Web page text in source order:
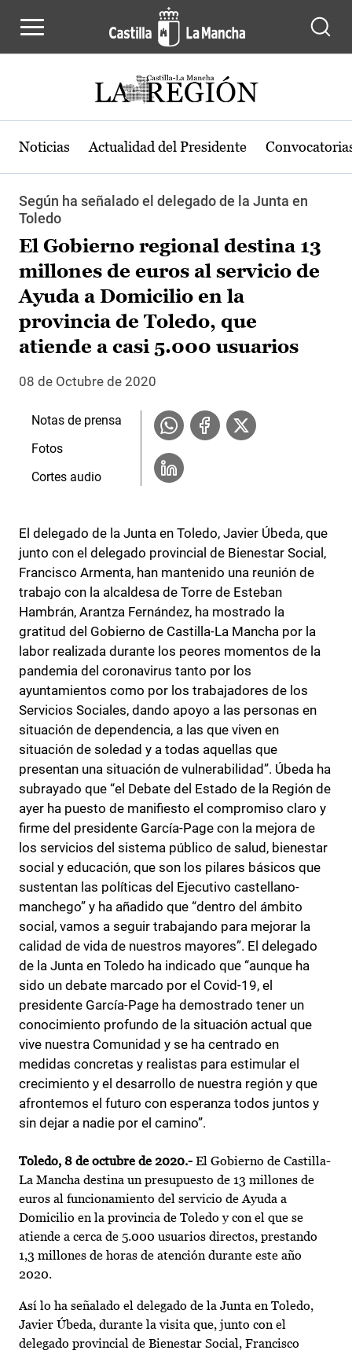
Noticias Actualidad del Presidente
Según ha señalado el delegado de la Junta en
Toledo
El Gobierno regional destina 13
millones de euros al servicio de
Ayuda a Domicilio en la
provincia de Toledo, que
atiende a casi 5.000 usuarios
08 de Octubre de 2020
El delegado de la Junta en Toledo, Javier Úbeda, que
junto con el delegado provincial de Bienestar Social,
Francisco Armenta, han mantenido una reunión de
trabajo con la alcaldesa de Torre de Esteban
Hambrán, Arantza Fernández, ha mostrado la
gratitud del Gobierno de Castilla-La Mancha por la
labor realizada durante los peores momentos de la
pandemia del coronavirus tanto por los
ayuntamientos como por los trabajadores de los
Servicios Sociales, dando apoyo a las personas en
situación de dependencia, a las que viven en
situación de soledad y a todas aquellas que
presentan una situación de vulnerabilidad”. Úbeda ha
subrayado que “el Debate del Estado de la Región de
ayer ha puesto de manifiesto el compromiso claro y
firme del presidente García-Page con la mejora de
los servicios del sistema público de salud, bienestar
social y educación, que son los pilares básicos que
sustentan las políticas del Ejecutivo castellano-
manchego” y ha añadido que “dentro del ámbito
social, vamos a seguir trabajando para mejorar la
calidad de vida de nuestros mayores”. El delegado
de la Junta en Toledo ha indicado que “aunque ha
sido un debate marcado por el Covid-19, el
presidente García-Page ha demostrado tener un
conocimiento profundo de la situación actual que
vive nuestra Comunidad y se ha centrado en
medidas concretas y realistas para estimular el
crecimiento y el desarrollo de nuestra región y que
afrontemos el futuro con esperanza todos juntos y
sin dejar a nadie por el camino”.
Toledo, 8 de octubre de 2020.- El Gobierno de Castilla-
La Mancha destina un presupuesto de 13 millones de
euros al funcionamiento del servicio de Ayuda a
Domicilio en la provincia de Toledo y con el que se
atiende a cerca de 5.000 usuarios directos, prestando
1,3 millones de horas de atención durante este año
2020.
Así lo ha señalado el delegado de la Junta en Toledo,
Javier Úbeda, durante la visita que, junto con el
delegado provincial de Bienestar Social, Francisco
Notas de prensa
Fotos
Cortes audio